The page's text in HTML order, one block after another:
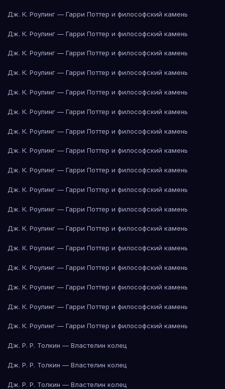
Дж. К. Роулинг — Гарри Поттер и философский камень
Дж. К. Роулинг — Гарри Поттер и философский камень
Дж. К. Роулинг — Гарри Поттер и философский камень
Дж. К. Роулинг — Гарри Поттер и философский камень
Дж. К. Роулинг — Гарри Поттер и философский камень
Дж. К. Роулинг — Гарри Поттер и философский камень
Дж. К. Роулинг — Гарри Поттер и философский камень
Дж. К. Роулинг — Гарри Поттер и философский камень
Дж. К. Роулинг — Гарри Поттер и философский камень
Дж. К. Роулинг — Гарри Поттер и философский камень
Дж. К. Роулинг — Гарри Поттер и философский камень
Дж. К. Роулинг — Гарри Поттер и философский камень
Дж. К. Роулинг — Гарри Поттер и философский камень
Дж. К. Роулинг — Гарри Поттер и философский камень
Дж. К. Роулинг — Гарри Поттер и философский камень
Дж. К. Роулинг — Гарри Поттер и философский камень
Дж. К. Роулинг — Гарри Поттер и философский камень
Дж. Р. Р. Толкин — Властелин колец
Дж. Р. Р. Толкин — Властелин колец
Дж. Р. Р. Толкин — Властелин колец